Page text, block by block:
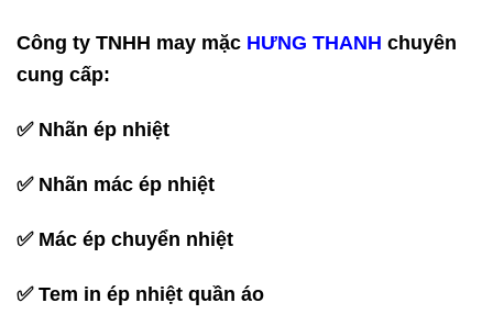
Công ty TNHH may mặc HƯNG THANH chuyên
cung cấp:
✅ Nhãn ép nhiệt
✅ Nhãn mác ép nhiệt
✅ Mác ép chuyển nhiệt
✅ Tem in ép nhiệt quần áo